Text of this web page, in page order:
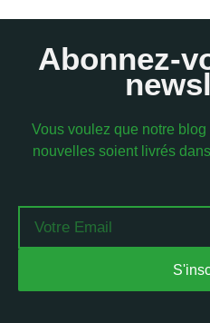
Abonnez-
Vous voulez que notre
nouvelles soient livrés